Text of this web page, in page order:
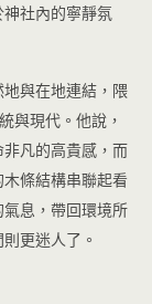
社內的寧靜氛
與在地連結，隈
與現代。他說，
凡的高貴感，而
條結構串聯起看
息，帶回環境所
更迷人了。